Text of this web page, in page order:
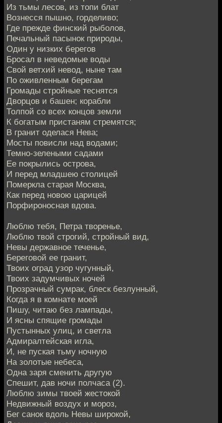
Из тьмы лесов, из топи блат
Вознесся пышно, горделиво;
Где прежде финский рыболов,
Печальный пасынок природы,
Один у низких берегов
Бросал в неведомые воды
Свой ветхий невод, ныне там
По оживленным берегам
Громады стройные теснятся
Дворцов и башен; корабли
Толпой со всех концов земли
К богатым пристаням стремятся;
В гранит оделася Нева;
Мосты повисли над водами;
Темно-зелеными садами
Ее покрылись острова,
И перед младшею столицей
Померкла старая Москва,
Как перед новою царицей
Порфироносная вдова.
Люблю тебя, Петра творенье,
Люблю твой строгий, стройный вид,
Невы державное теченье,
Береговой ее гранит,
Твоих оград узор чугунный,
Твоих задумчивых ночей
Прозрачный сумрак, блеск безлунный,
Когда я в комнате моей
Пишу, читаю без лампады,
И ясны спящие громады
Пустынных улиц, и светла
Адмиралтейская игла,
И, не пуская тьму ночную
На золотые небеса,
Одна заря сменить другую
Спешит, дав ночи полчаса (2).
Люблю зимы твоей жестокой
Недвижный воздух и мороз,
Бег санок вдоль Невы широкой,